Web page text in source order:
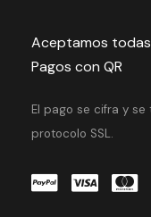
Aceptamos
Pagos con QR
El pago se cifra y
protocolo SSL.